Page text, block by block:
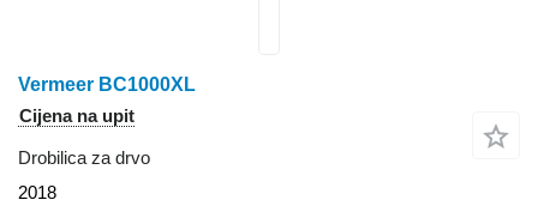
Vermeer BC1000XL
Cijena na upit
Drobilica za drvo
2018